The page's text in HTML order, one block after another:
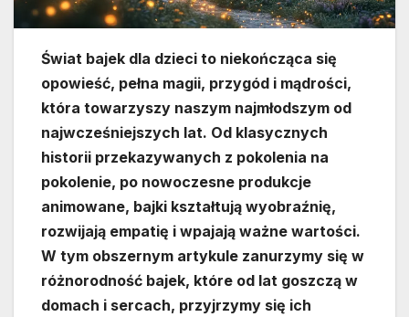
Świat bajek dla dzieci to niekończąca się
opowieść, pełna magii, przygód i mądrości,
która towarzyszy naszym najmłodszym od
najwcześniejszych lat. Od klasycznych
historii przekazywanych z pokolenia na
pokolenie, po nowoczesne produkcje
animowane, bajki kształtują wyobraźnię,
rozwijają empatię i wpajają ważne wartości.
W tym obszernym artykule zanurzymy się w
różnorodność bajek, które od lat goszczą w
domach i sercach, przyjrzymy się ich